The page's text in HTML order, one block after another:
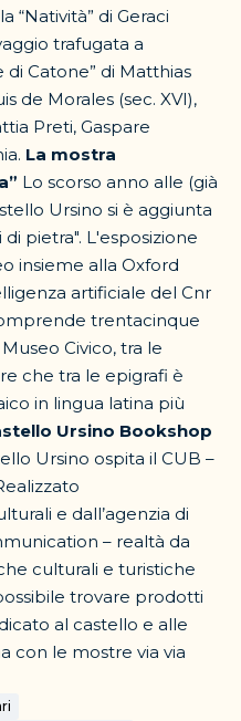
“Natività” di Geraci
trafugata a
di Catone” di Matthias
de Morales (sec. XVI),
Preti, Gaspare
La mostra
Lo scorso anno alle (già
Ursino si è aggiunta
pietra". L'esposizione
insieme alla Oxford
artificiale del Cnr
trentacinque
Civico, tra le
che tra le epigrafi è
in lingua latina più
Ursino Bookshop
Ursino ospita il CUB –
e dall’agenzia di
– realtà da
culturali e turistiche
trovare prodotti
al castello e alle
con le mostre via via